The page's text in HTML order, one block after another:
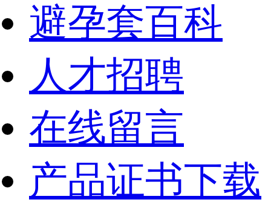
避孕套百科
人才招聘
在线留言
产品证书下载